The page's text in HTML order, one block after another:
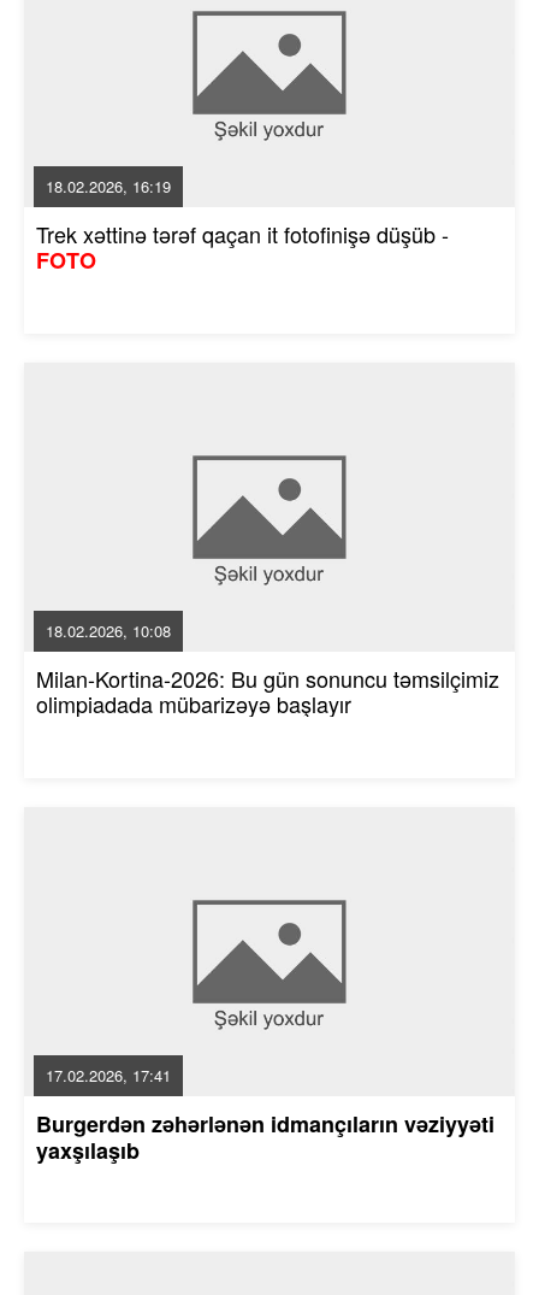
18.02.2026, 16:19
Trek xəttinə tərəf qaçan it fotofinişə düşüb -
FOTO
18.02.2026, 10:08
Milan-Kortina-2026: Bu gün sonuncu təmsilçimiz
olimpiadada mübarizəyə başlayır
17.02.2026, 17:41
Burgerdən zəhərlənən idmançıların vəziyyəti
yaxşılaşıb